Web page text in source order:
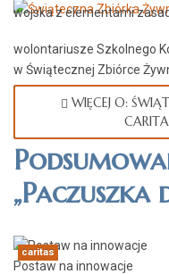
wojska z elementami
Postaw na innowacje
wolontariusze Szkolnego
w Świątecznej Zbiórce
WIĘCEJ O:
caritas